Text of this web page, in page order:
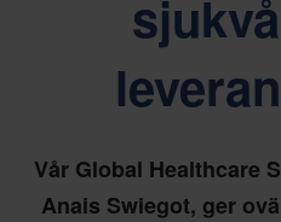
Vår Global Healthcare
Anais Swiegot, ger